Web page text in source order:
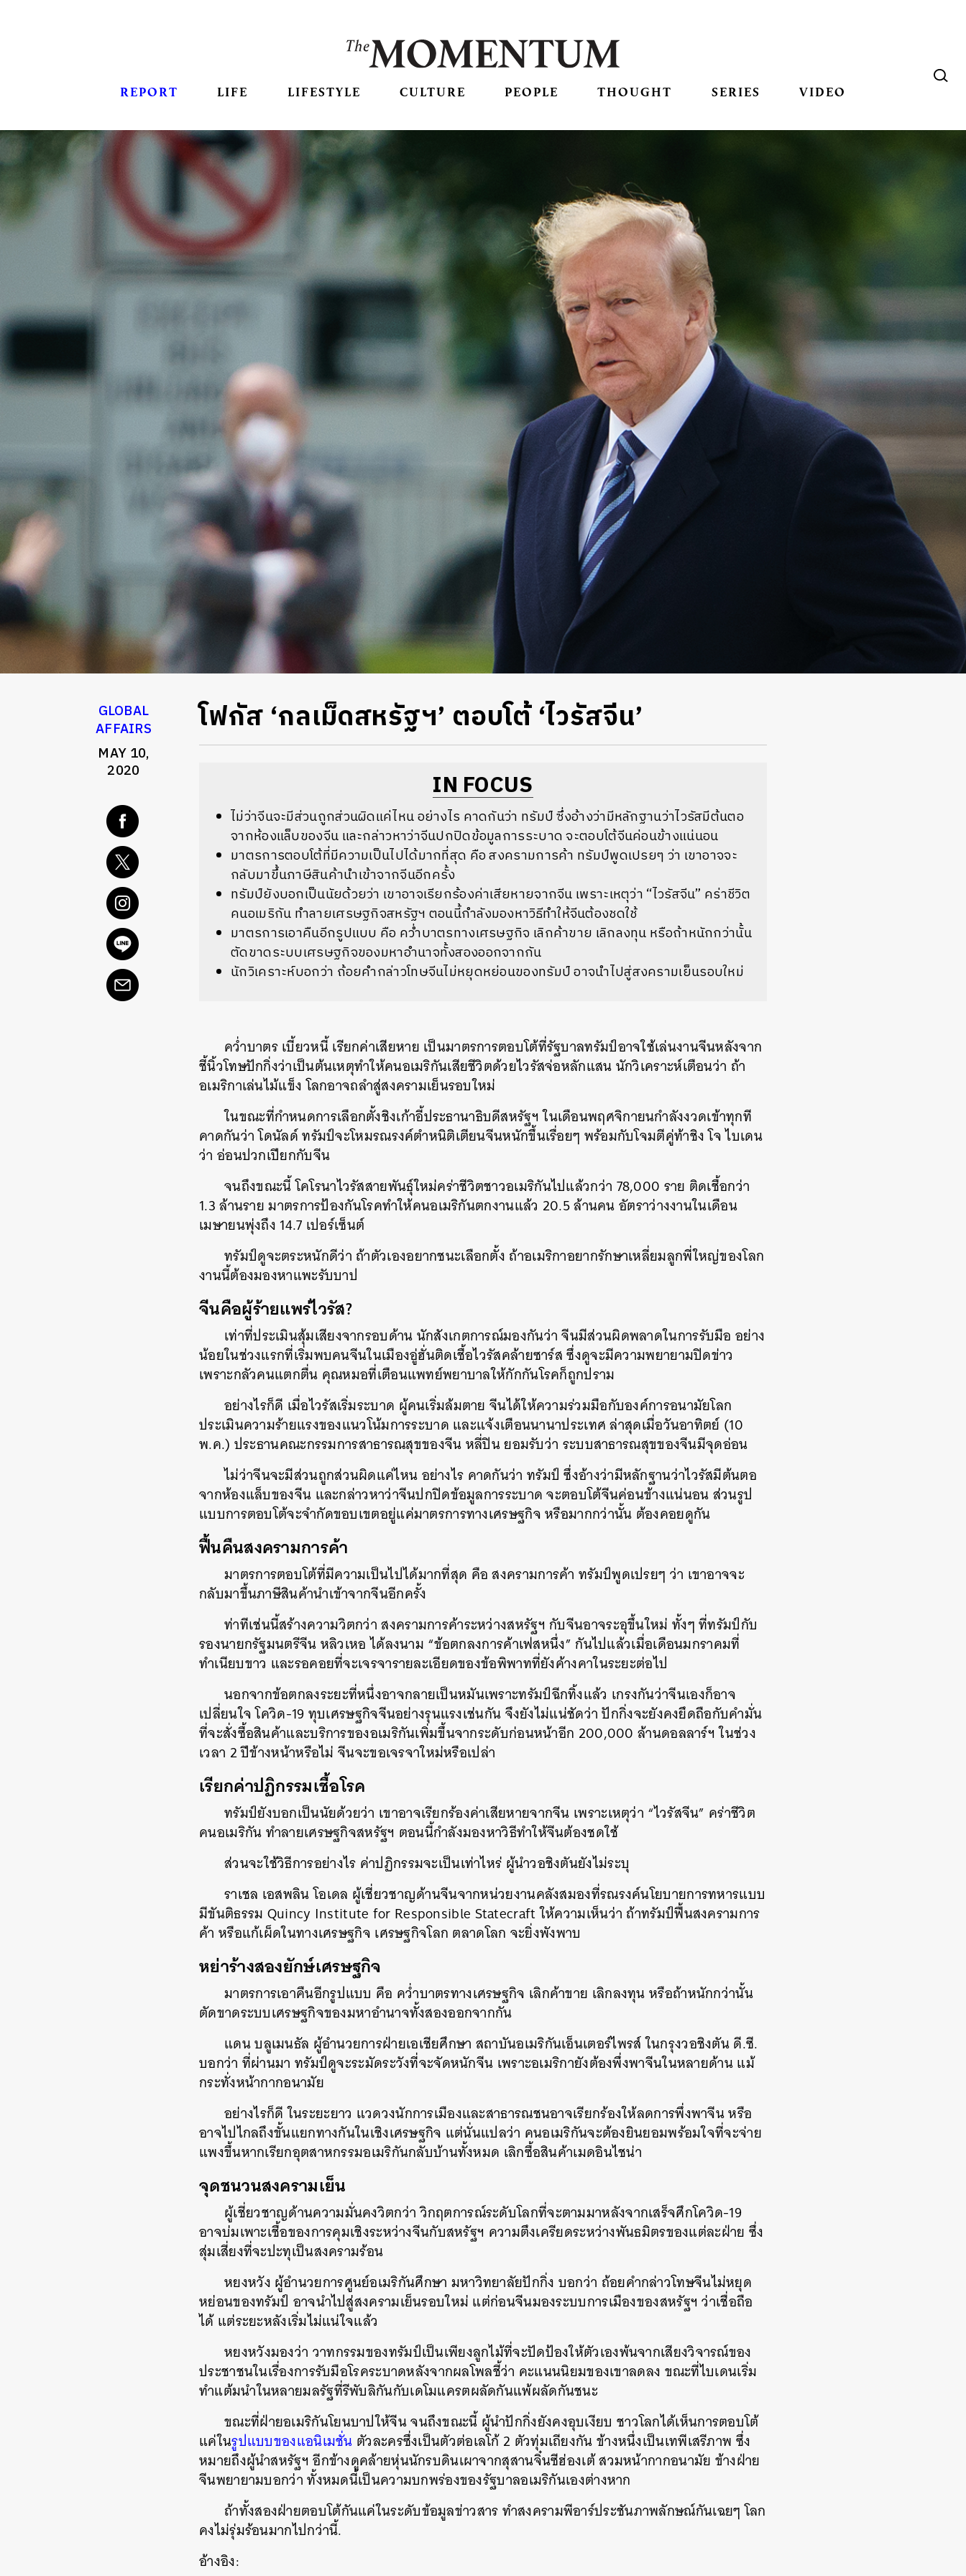
REPORT LIFE LIFESTYLE CULTURE PEOPLE THOUGHT SERIES VIDEO
GLOBAL
AFFAIRS
MAY 10,
2020
โฟกัส ‘กลเม็ดสหรัฐฯ’ ตอบโต้ ‘ไวรัสจีน’
IN FOCUS
ไม่ว่าจีนจะมีส่วนถูกส่วนผิดแค่ไหน อย่างไร คาดกันว่า ทรัมป์ ซึ่งอ้างว่ามีหลักฐานว่าไวรัสมีต้นตอ
จากห้องแล็บของจีน และกล่าวหาว่าจีนปกปิดข้อมูลการระบาด จะตอบโต้จีนค่อนข้างแน่นอน
มาตรการตอบโต้ที่มีความเป็นไปได้มากที่สุด คือ สงครามการค้า ทรัมป์พูดเปรยๆ ว่า เขาอาจจะ
กลับมาขึ้นภาษีสินค้านำเข้าจากจีนอีกครั้ง
ทรัมป์ยังบอกเป็นนัยด้วยว่า เขาอาจเรียกร้องค่าเสียหายจากจีน เพราะเหตุว่า “ไวรัสจีน” คร่าชีวิต
คนอเมริกัน ทำลายเศรษฐกิจสหรัฐฯ ตอนนี้กำลังมองหาวิธีทำให้จีนต้องชดใช้
มาตรการเอาคืนอีกรูปแบบ คือ คว่ำบาตรทางเศรษฐกิจ เลิกค้าขาย เลิกลงทุน หรือถ้าหนักกว่านั้น
ตัดขาดระบบเศรษฐกิจของมหาอำนาจทั้งสองออกจากกัน
นักวิเคราะห์บอกว่า ถ้อยคำกล่าวโทษจีนไม่หยุดหย่อนของทรัมป์ อาจนำไปสู่สงครามเย็นรอบใหม่
คว่ำบาตร เบี้ยวหนี้ เรียกค่าเสียหาย เป็นมาตรการตอบโต้ที่รัฐบาลทรัมป์อาจใช้เล่นงานจีนหลังจาก
ชี้นิ้วโทษปักกิ่งว่าเป็นต้นเหตุทำให้คนอเมริกันเสียชีวิตด้วยไวรัสจ่อหลักแสน นักวิเคราะห์เตือนว่า ถ้า
อเมริกาเล่นไม้แข็ง โลกอาจถลำสู่สงครามเย็นรอบใหม่
ในขณะที่กำหนดการเลือกตั้งชิงเก้าอี้ประธานาธิบดีสหรัฐฯ ในเดือนพฤศจิกายนกำลังงวดเข้าทุกที
คาดกันว่า โดนัลด์ ทรัมป์จะโหมรณรงค์ตำหนิติเตียนจีนหนักขึ้นเรื่อยๆ พร้อมกับโจมตีคู่ท้าชิง โจ ไบเดน
ว่า อ่อนปวกเปียกกับจีน
จนถึงขณะนี้ โคโรนาไวรัสสายพันธุ์ใหม่คร่าชีวิตชาวอเมริกันไปแล้วกว่า 78,000 ราย ติดเชื้อกว่า
1.3 ล้านราย มาตรการป้องกันโรคทำให้คนอเมริกันตกงานแล้ว 20.5 ล้านคน อัตราว่างงานในเดือน
เมษายนพุ่งถึง 14.7 เปอร์เซ็นต์
ทรัมป์ดูจะตระหนักดีว่า ถ้าตัวเองอยากชนะเลือกตั้ง ถ้าอเมริกาอยากรักษาเหลี่ยมลูกพี่ใหญ่ของโลก
งานนี้ต้องมองหาแพะรับบาป
จีนคือผู้ร้ายแพร่ไวรัส?
เท่าที่ประเมินสุ้มเสียงจากรอบด้าน นักสังเกตการณ์มองกันว่า จีนมีส่วนผิดพลาดในการรับมือ อย่าง
น้อยในช่วงแรกที่เริ่มพบคนจีนในเมืองอู่ฮั่นติดเชื้อไวรัสคล้ายซาร์ส ซึ่งดูจะมีความพยายามปิดข่าว
เพราะกลัวคนแตกตื่น คุณหมอที่เตือนแพทย์พยาบาลให้กักกันโรคก็ถูกปราม
อย่างไรก็ดี เมื่อไวรัสเริ่มระบาด ผู้คนเริ่มล้มตาย จีนได้ให้ความร่วมมือกับองค์การอนามัยโลก
ประเมินความร้ายแรงของแนวโน้มการระบาด และแจ้งเตือนนานาประเทศ ล่าสุดเมื่อวันอาทิตย์ (10
พ.ค.) ประธานคณะกรรมการสาธารณสุขของจีน หลี่ปิน ยอมรับว่า ระบบสาธารณสุขของจีนมีจุดอ่อน
ไม่ว่าจีนจะมีส่วนถูกส่วนผิดแค่ไหน อย่างไร คาดกันว่า ทรัมป์ ซึ่งอ้างว่ามีหลักฐานว่าไวรัสมีต้นตอ
จากห้องแล็บของจีน และกล่าวหาว่าจีนปกปิดข้อมูลการระบาด จะตอบโต้จีนค่อนข้างแน่นอน ส่วนรูป
แบบการตอบโต้จะจำกัดขอบเขตอยู่แค่มาตรการทางเศรษฐกิจ หรือมากกว่านั้น ต้องคอยดูกัน
ฟื้นคืนสงครามการค้า
มาตรการตอบโต้ที่มีความเป็นไปได้มากที่สุด คือ สงครามการค้า ทรัมป์พูดเปรยๆ ว่า เขาอาจจะ
กลับมาขึ้นภาษีสินค้านำเข้าจากจีนอีกครั้ง
ท่าทีเช่นนี้สร้างความวิตกว่า สงครามการค้าระหว่างสหรัฐฯ กับจีนอาจระอุขึ้นใหม่ ทั้งๆ ที่ทรัมป์กับ
รองนายกรัฐมนตรีจีน หลิวเหอ ได้ลงนาม “ข้อตกลงการค้าเฟสหนึ่ง” กันไปแล้วเมื่อเดือนมกราคมที่
ทำเนียบขาว และรอคอยที่จะเจรจารายละเอียดของข้อพิพาทที่ยังค้างคาในระยะต่อไป
นอกจากข้อตกลงระยะที่หนึ่งอาจกลายเป็นหมันเพราะทรัมป์ฉีกทิ้งแล้ว เกรงกันว่าจีนเองก็อาจ
เปลี่ยนใจ โควิด-19 ทุบเศรษฐกิจจีนอย่างรุนแรงเช่นกัน จึงยังไม่แน่ชัดว่า ปักกิ่งจะยังคงยึดถือกับคำมั่น
ที่จะสั่งซื้อสินค้าและบริการของอเมริกันเพิ่มขึ้นจากระดับก่อนหน้าอีก 200,000 ล้านดอลลาร์ฯ ในช่วง
เวลา 2 ปีข้างหน้าหรือไม่ จีนจะขอเจรจาใหม่หรือเปล่า
เรียกค่าปฏิกรรมเชื้อโรค
ทรัมป์ยังบอกเป็นนัยด้วยว่า เขาอาจเรียกร้องค่าเสียหายจากจีน เพราะเหตุว่า “ไวรัสจีน” คร่าชีวิต
คนอเมริกัน ทำลายเศรษฐกิจสหรัฐฯ ตอนนี้กำลังมองหาวิธีทำให้จีนต้องชดใช้
ส่วนจะใช้วิธีการอย่างไร ค่าปฏิกรรมจะเป็นเท่าไหร่ ผู้นำวอชิงตันยังไม่ระบุ
ราเชล เอสพลิน โอเดล ผู้เชี่ยวชาญด้านจีนจากหน่วยงานคลังสมองที่รณรงค์นโยบายการทหารแบบ
มีขันติธรรม Quincy Institute for Responsible Statecraft ให้ความเห็นว่า ถ้าทรัมป์ฟื้นสงครามการ
ค้า หรือแก้เผ็ดในทางเศรษฐกิจ เศรษฐกิจโลก ตลาดโลก จะยิ่งพังพาบ
หย่าร้างสองยักษ์เศรษฐกิจ
มาตรการเอาคืนอีกรูปแบบ คือ คว่ำบาตรทางเศรษฐกิจ เลิกค้าขาย เลิกลงทุน หรือถ้าหนักกว่านั้น
ตัดขาดระบบเศรษฐกิจของมหาอำนาจทั้งสองออกจากกัน
แดน บลูเมนธัล ผู้อำนวยการฝ่ายเอเชียศึกษา สถาบันอเมริกันเอ็นเตอร์ไพรส์ ในกรุงวอชิงตัน ดี.ซี.
บอกว่า ที่ผ่านมา ทรัมป์ดูจะระมัดระวังที่จะจัดหนักจีน เพราะอเมริกายังต้องพึ่งพาจีนในหลายด้าน แม้
กระทั่งหน้ากากอนามัย
อย่างไรก็ดี ในระยะยาว แวดวงนักการเมืองและสาธารณชนอาจเรียกร้องให้ลดการพึ่งพาจีน หรือ
อาจไปไกลถึงขั้นแยกทางกันในเชิงเศรษฐกิจ แต่นั่นแปลว่า คนอเมริกันจะต้องยินยอมพร้อมใจที่จะจ่าย
แพงขึ้นหากเรียกอุตสาหกรรมอเมริกันกลับบ้านทั้งหมด เลิกซื้อสินค้าเมดอินไชน่า
จุดชนวนสงครามเย็น
ผู้เชี่ยวชาญด้านความมั่นคงวิตกว่า วิกฤตการณ์ระดับโลกที่จะตามมาหลังจากเสร็จศึกโควิด-19
อาจบ่มเพาะเชื้อของการคุมเชิงระหว่างจีนกับสหรัฐฯ ความตึงเครียดระหว่างพันธมิตรของแต่ละฝ่าย ซึ่ง
สุ่มเสี่ยงที่จะปะทุเป็นสงครามร้อน
หยงหวัง ผู้อำนวยการศูนย์อเมริกันศึกษา มหาวิทยาลัยปักกิ่ง บอกว่า ถ้อยคำกล่าวโทษจีนไม่หยุด
หย่อนของทรัมป์ อาจนำไปสู่สงครามเย็นรอบใหม่ แต่ก่อนจีนมองระบบการเมืองของสหรัฐฯ ว่าเชื่อถือ
ได้ แต่ระยะหลังเริ่มไม่แน่ใจแล้ว
หยงหวังมองว่า วาทกรรมของทรัมป์เป็นเพียงลูกไม้ที่จะปัดป้องให้ตัวเองพ้นจากเสียงวิจารณ์ของ
ประชาชนในเรื่องการรับมือโรคระบาดหลังจากผลโพลชี้ว่า คะแนนนิยมของเขาลดลง ขณะที่ไบเดนเริ่ม
ทำแต้มนำในหลายมลรัฐที่รีพับลิกันกับเดโมแครตผลัดกันแพ้ผลัดกันชนะ
ขณะที่ฝ่ายอเมริกันโยนบาปให้จีน จนถึงขณะนี้ ผู้นำปักกิ่งยังคงอุบเงียบ ชาวโลกได้เห็นการตอบโต้
แค่ในรูปแบบของแอนิเมชั่น ตัวละครซึ่งเป็นตัวต่อเลโก้ 2 ตัวทุ่มเถียงกัน ข้างหนึ่งเป็นเทพีเสรีภาพ ซึ่ง
หมายถึงผู้นำสหรัฐฯ อีกข้างดูคล้ายหุ่นนักรบดินเผาจากสุสานจิ๋นซีฮ่องเต้ สวมหน้ากากอนามัย ข้างฝ่าย
จีนพยายามบอกว่า ทั้งหมดนี้เป็นความบกพร่องของรัฐบาลอเมริกันเองต่างหาก
ถ้าทั้งสองฝ่ายตอบโต้กันแค่ในระดับข้อมูลข่าวสาร ทำสงครามพีอาร์ประชันภาพลักษณ์กันเฉยๆ โลก
คงไม่รุ่มร้อนมากไปกว่านี้.
อ้างอิง:
SHARE TWEET LINE EMAIL